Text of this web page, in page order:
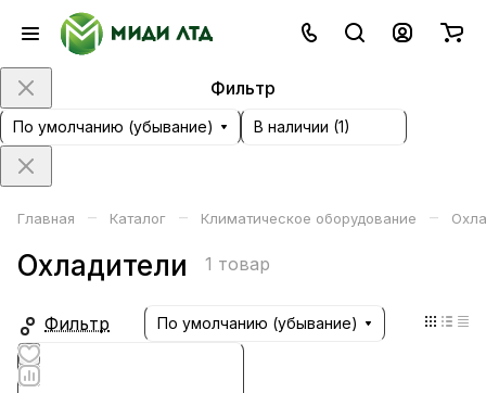
Фильтр
По умолчанию (убывание) В наличии (1)
Главная – Каталог – Климатическое оборудование –
Охладители 1 товар
Фильтр По умолчанию (убывание)